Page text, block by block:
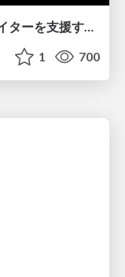
1 700